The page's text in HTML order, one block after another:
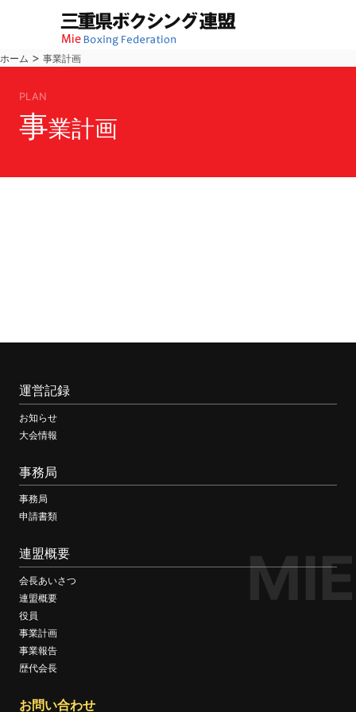
ホーム > 事業計画
PLAN
事業計画
MIE
運営記録
お知らせ
大会情報
事務局
事務局
申請書類
連盟概要
会長あいさつ
連盟概要
役員
事業計画
事業報告
歴代会長
お問い合わせ